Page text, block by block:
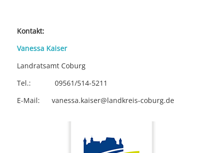
Kontakt:
Vanessa Kaiser
Landratsamt Coburg
Tel.: 09561/514-5211
E-Mail: vanessa.kaiser@landkreis-coburg.de